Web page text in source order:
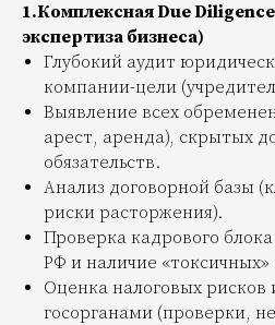
1.Комплексная Due
экспертиза бизнеса)
Глубокий аудит
компании-цели
Выявление всех
арест, аренда), скрытых
обязательств.
Анализ договорной базы
риски расторжения).
Проверка кадрового
РФ и наличие «токсичных»
Оценка налоговых рисков
госорганами (проверки,